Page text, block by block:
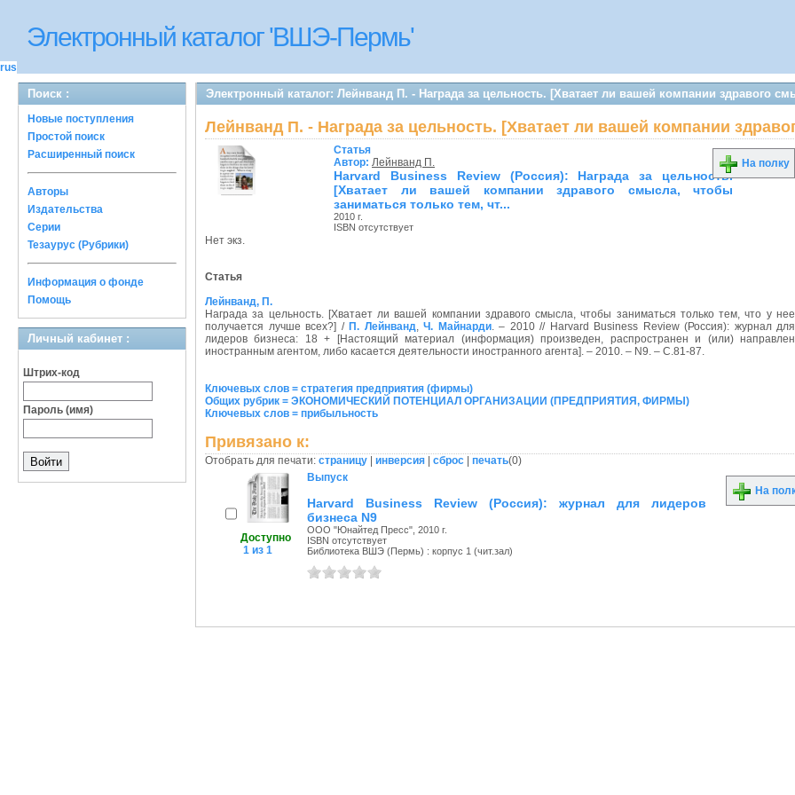
Электронный каталог 'ВШЭ-Пермь'
rus
Поиск :
Новые поступления
Простой поиск
Расширенный поиск
Авторы
Издательства
Серии
Тезаурус (Рубрики)
Информация о фонде
Помощь
Личный кабинет :
Штрих-код
Пароль (имя)
Электронный каталог: Лейнванд П. - Награда за цельность. [Хватает ли вашей компании здравого
Лейнванд П. - Награда за цельность. [Хватает ли вашей компании
Нет экз.
Статья
Автор: Лейнванд П.
Harvard Business Review (Россия): Награда за цельность.
[Хватает ли вашей компании здравого смысла, чтобы
заниматься только тем, чт...
2010 г.
ISBN отсутствует
На полку
Статья
Лейнванд, П.
Награда за цельность. [Хватает ли вашей компании здравого смысла, чтобы заниматься только тем, что у нее
получается лучше всех?] / П. Лейнванд, Ч. Майнарди. – 2010 // Harvard Business Review (Россия): журнал для
лидеров бизнеса: 18 + [Настоящий материал (информация) произведен, распространен и (или) направлен
иностранным агентом, либо касается деятельности иностранного агента]. – 2010. – N9. – С.81-87.
Ключевых слов = стратегия предприятия (фирмы)
Общих рубрик = ЭКОНОМИЧЕСКИЙ ПОТЕНЦИАЛ ОРГАНИЗАЦИИ (ПРЕДПРИЯТИЯ, ФИРМЫ)
Ключевых слов = прибыльность
Привязано к:
Отобрать для печати: страницу инверсия сброс печать(0)
Доступно
1 из 1
Выпуск
Harvard Business Review (Россия): журнал для лидеров
бизнеса N9
ООО "Юнайтед Пресс", 2010 г.
ISBN отсутствует
Библиотека ВШЭ (Пермь) : корпус 1 (чит.зал)
На